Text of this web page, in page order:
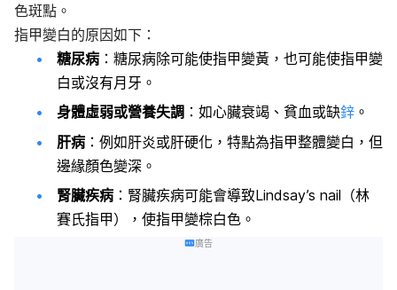
色斑點。
指甲變白的原因如下：
糖尿病 ：糖尿病除可能使指甲變黃，也可能使指甲變
白或沒有月牙。
身體虛弱或營養失調 ：如心臟衰竭、貧血或缺鋅 。
肝病 ：例如肝炎或肝硬化，特點為指甲整體變白，但
邊緣顏色變深。
腎臟疾病 ：腎臟疾病可能會導致Lindsay’s nail（林
賽氏指甲），使指甲變棕白色。
廣告